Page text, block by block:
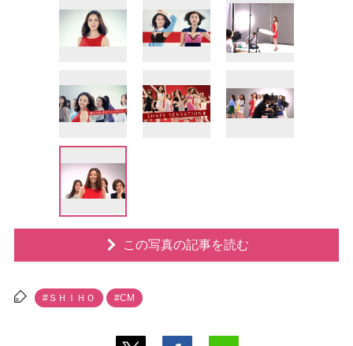
この写真の記事を読む
#ＳＨＩＨＯ #CM